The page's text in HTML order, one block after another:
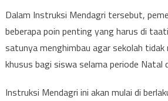
Dalam Instruksi Mendagri tersebut,
beberapa poin penting yang harus di
satunya menghimbau agar sekolah tidak
khusus bagi siswa selama periode Natal
Instruksi Mendagri ini akan mulai di